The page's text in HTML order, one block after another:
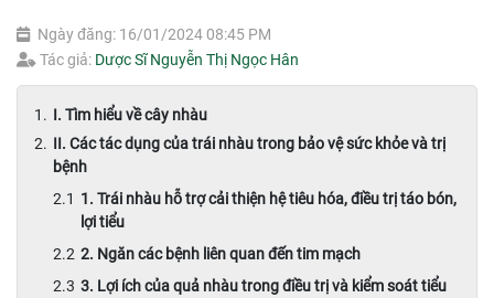
Ngày đăng: 16/01/2024 08:45 PM
Tác giả: Dược Sĩ Nguyễn Thị Ngọc Hân
I. Tìm hiểu về cây nhàu
II. Các tác dụng của trái nhàu trong bảo vệ sức khỏe và trị
bệnh
1. Trái nhàu hỗ trợ cải thiện hệ tiêu hóa, điều trị táo bón,
lợi tiểu
2. Ngăn các bệnh liên quan đến tim mạch
3. Lợi ích của quả nhàu trong điều trị và kiểm soát tiểu